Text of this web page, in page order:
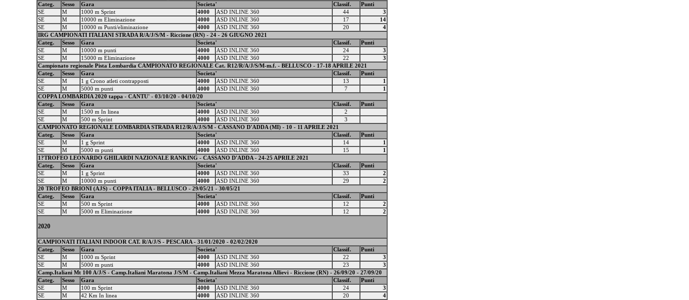
Categ.
Sesso Gara Societa' Classif.
Punti
SE
M 1000 m Sprint 4000 ASD INLINE 360 44
3
SE
M 10000 m Eliminazione 4000 ASD INLINE 360 17
14
SE
M 10000 m Punti/eliminazione 4000 ASD INLINE 360 20
4
IRG CAMPIONATI ITALIANI STRADA R/A/J/S/M - Riccione (RN) - 24 - 26 GIUGNO 2021
Categ.
Sesso Gara Societa' Classif.
Punti
SE
M 10000 m punti 4000 ASD INLINE 360 24
3
SE
M 15000 m Eliminazione 4000 ASD INLINE 360 22
3
Campionato regionale Pista Lombardia CAMPIONATO REGIONALE Cat. R12/R/A/J/S/M-m.f. - BELLUSCO - 17-18 APRILE 2021
Categ.
Sesso Gara Societa' Classif.
Punti
SE
M 1 g Crono atleti contrapposti 4000 ASD INLINE 360 13
1
SE
M 5000 m punti 4000 ASD INLINE 360 7
1
COPPA LOMBARDIA 2020 tappa - CANTU' - 03/10/20 - 04/10/20
Categ.
Sesso Gara Societa' Classif.
Punti
SE
M 1500 m In linea 4000 ASD INLINE 360
2
SE
M 500 m Sprint 4000 ASD INLINE 360
3
CAMPIONATO REGIONALE LOMBARDIA STRADA R12/R/A/J/S/M - CASSANO D'ADDA (MI) - 10 - 11 APRILE 2021
Categ.
Sesso Gara Societa' Classif.
Punti
SE
M 1 g Sprint 4000 ASD INLINE 360 14
1
SE
M 5000 m punti 4000 ASD INLINE 360 15
1
1?TROFEO LEONARDO GHILARDI NAZIONALE RANKING - CASSANO D'ADDA - 24-25 APRILE 2021
Categ.
Sesso Gara Societa' Classif.
Punti
SE
M 1 g Sprint 4000 ASD INLINE 360 33
2
SE
M 10000 m punti 4000 ASD INLINE 360 29
2
20 TROFEO BRIONI (AJS) - COPPA ITALIA - BELLUSCO - 29/05/21 - 30/05/21
Categ.
Sesso Gara Societa' Classif.
Punti
SE
M 500 m Sprint 4000 ASD INLINE 360 12
2
SE
M 5000 m Eliminazione 4000 ASD INLINE 360 12 2
2020
CAMPIONATI ITALIANI INDOOR CAT. R/A/J/S - PESCARA - 31/01/2020 - 02/02/2020
Categ.
Sesso Gara Societa' Classif.
Punti
SE
M 1000 m Sprint 4000 ASD INLINE 360 22
3
SE
M 5000 m punti 4000 ASD INLINE 360 23
3
Camp.Italiani Mt 100 A/J/S - Camp.Italiani Maratona J/S/M - Camp.Italiani Mezza Maratona Allievi - Riccione (RN) - 26/09/20 - 27/09/20
Categ.
Sesso Gara Societa' Classif.
Punti
SE
M 100 m Sprint 4000 ASD INLINE 360 24
3
SE
M 42 Km In linea 4000 ASD INLINE 360 20
4